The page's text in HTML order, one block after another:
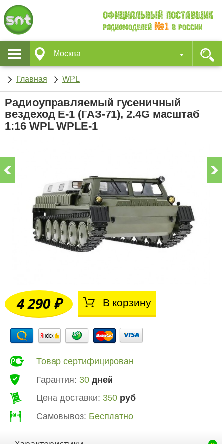
Официальный поставщик
Радиомоделей №1 в России
Москва
Главная WPL
Радиоуправляемый гусеничный
вездеход E-1 (ГАЗ-71), 2.4G масштаб
1:16 WPL WPLE-1
4 290 ₽ В корзину
Товар сертифицирован
Гарантия: 30 дней
Цена доставки: 350 руб
Самовывоз: Бесплатно